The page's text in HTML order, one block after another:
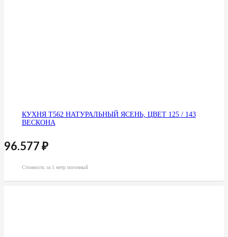
КУХНЯ Т562 НАТУРАЛЬНЫЙ ЯСЕНЬ, ЦВЕТ 125 / 143
ВЕСКОНА
96.577₽
Стоимость за 1 метр погонный